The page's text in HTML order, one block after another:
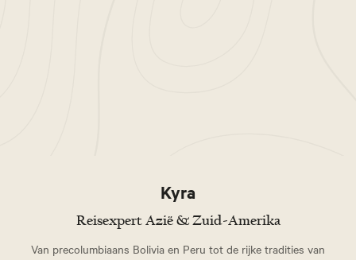
Kyra
Reisexpert Azië & Zuid-Amerika
Van precolumbiaans Bolivia en Peru tot de rijke tradities van